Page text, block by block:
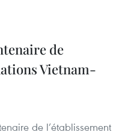
de
Vietnam-
de l’établissement